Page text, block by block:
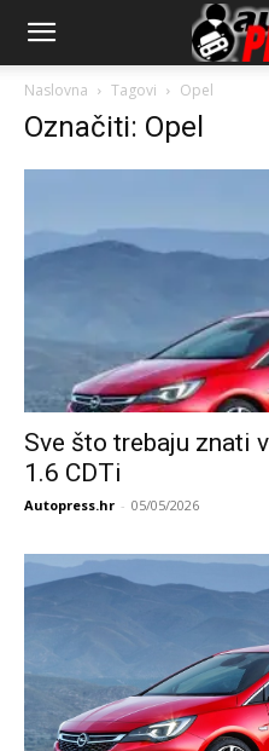
AutopressHR
Naslovna Tagovi Opel
Označiti: Opel
Sve što trebaju znati
1.6 CDTi
Autopress.hr - 05/05/2026